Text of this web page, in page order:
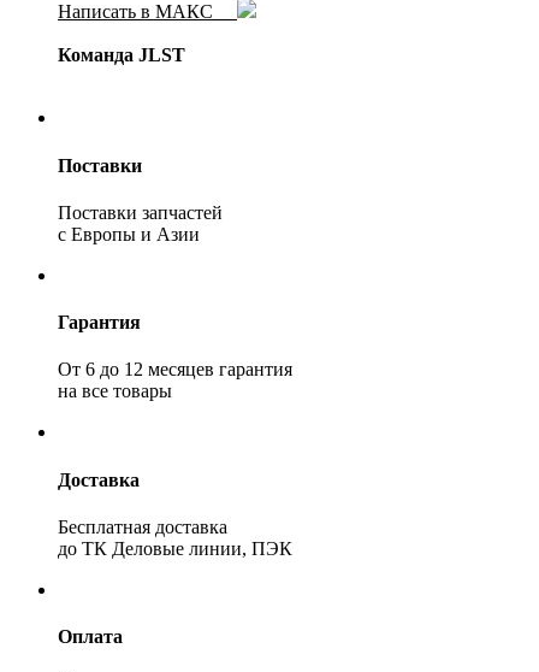
Написать в МАКС
Команда JLST
Поставки
Поставки запчастей
с Европы и Азии
Гарантия
От 6 до 12 месяцев гарантия
на все товары
Доставка
Бесплатная доставка
до ТК Деловые линии, ПЭК
Оплата